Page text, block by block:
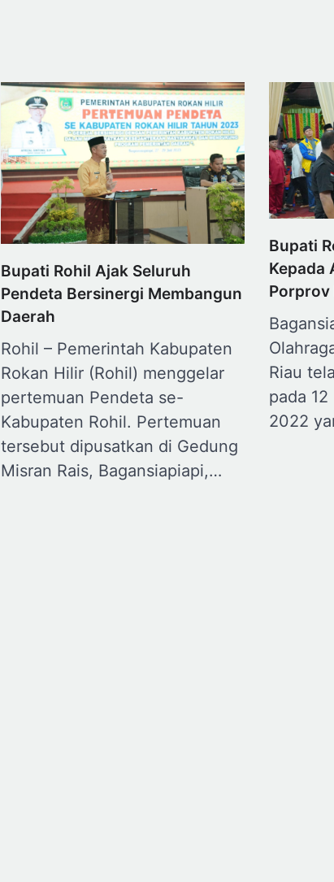
Bupati Rohil Ajak Seluruh
Pendeta Bersinergi Membangun
Daerah
Rohil – Pemerintah Kabupaten
Rokan Hilir (Rohil) menggelar
pertemuan Pendeta se-
Kabupaten Rohil. Pertemuan
tersebut dipusatkan di Gedung
Misran Rais, Bagansiapiapi,…
Bupati
Kepada
Porprov
Riau
pada
2022